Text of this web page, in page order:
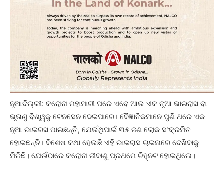
ନୂଆଦିଲ୍ଲୀ: କରୋନା ମହାମାରୀ ପରେ ଏବେ ଆଉ ଏକ ନୂଆ ଭାଇରାସ ବା
ଭୂତାଣୁ ବିଶ୍ୱକୁ ଟେନସେନ ଦେଇପାରେ। ବୈଜ୍ଞାନିକମାନେ ପୁଣି ଥରେ ଏକ
ନୂଆ ଭାଇରସ ପାଇଛନ୍ତି, ଯେଉଁଥିପାଇଁ ୩୫ ଜଣ ଲୋକ ସଂକ୍ରମିତ
ହୋଇଛନ୍ତି। ବିଶେଷ କଥା ହେଉଛି ଏହି ଭାଇରାସ ଚାଇନାରେ ଦେଖିବାକୁ
ମିଳିଛି। ଯେଉଁଠାରେ କରୋନା ଜୀବାଣୁ ପ୍ରଥମେ ଚିହ୍ନଟ ହୋଇଥିଲେ।